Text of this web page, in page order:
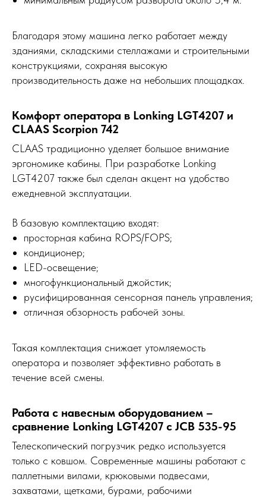
Благодаря этому машина легко работает между
зданиями, складскими стеллажами и строительными
конструкциями, сохраняя высокую
производительность даже на небольших площадках.
Комфорт оператора в Lonking LGT4207 и
CLAAS Scorpion 742
CLAAS традиционно уделяет большое внимание
эргономике кабины. При разработке Lonking
LGT4207 также был сделан акцент на удобство
ежедневной эксплуатации.
В базовую комплектацию входят:
просторная кабина ROPS/FOPS;
кондиционер;
LED-освещение;
многофункциональный джойстик;
русифицированная сенсорная панель управления;
отличная обзорность рабочей зоны.
Такая комплектация снижает утомляемость
оператора и позволяет эффективно работать в
течение всей смены.
Работа с навесным оборудованием –
сравнение Lonking LGT4207 с JCB 535-95
Телескопический погрузчик редко используется
только с ковшом. Современные машины работают с
паллетными вилами, крюковыми подвесами,
захватами, щетками, бурами, рабочими